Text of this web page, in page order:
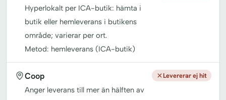
Hyperlokalt per ICA-butik: hämta i
butik eller hemleverans i butikens
område; varierar per ort.
Metod: hemleverans (ICA-butik)
Coop
Anger leverans till mer än hälften av
Levererar ej hit